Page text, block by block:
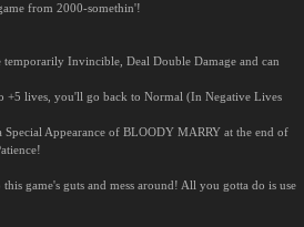
from 2000-somethin'!
Invincible, Deal Double Damage and can
+5 lives, you'll go back to Normal (In Negative Lives
Appearance of BLOODY MARRY at the end of
game's guts and mess around! All you gotta do is use